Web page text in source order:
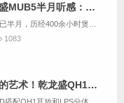
【转载】乾龙盛MUB5半月听感：便携体积里的台机级R2R之声
入手乾龙盛MUB5已半月，历经400余小时煲机，这款前端终于展现出最佳状态，也成了我今年最惊喜的音频设备——它在自身价位上，交出了远超价格预期的声音表现。
1083
【转载】加法的艺术！乾龙盛QH1耳放 LPS分体电源主观体验报告